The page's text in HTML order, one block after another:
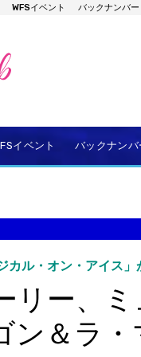
WFSイベント バックナンバー
イベント バックナンバ
ル・オン・アイス」
リー、
＆ラ・